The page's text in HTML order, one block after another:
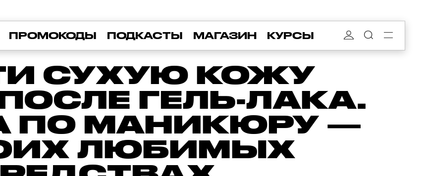
ПРОМОКОДЫ ПОДКАСТЫ МАГАЗИН КУРСЫ
СУХУЮ КОЖУ
ГЕЛЬ-ЛАКА.
ПО МАНИКЮРУ —
ЛЮБИМЫХ